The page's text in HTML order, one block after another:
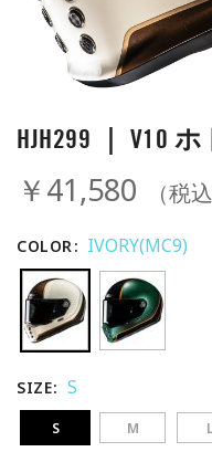
HJH299 ｜ V10
￥41,580 （税込
COLOR IVORY(MC9)
SIZE S
S M L